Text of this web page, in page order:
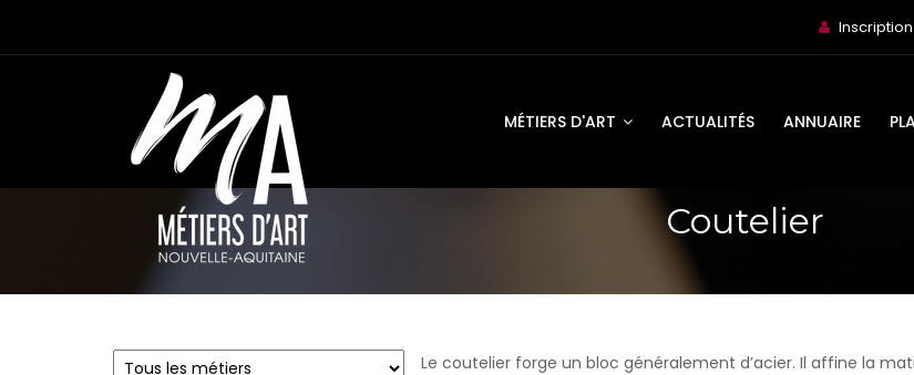
Inscription
MÉTIERS D'ART ACTUALITÉS ANNUAIRE
Coutelier
Le coutelier forge un bloc généralement d’acier. Il affine la